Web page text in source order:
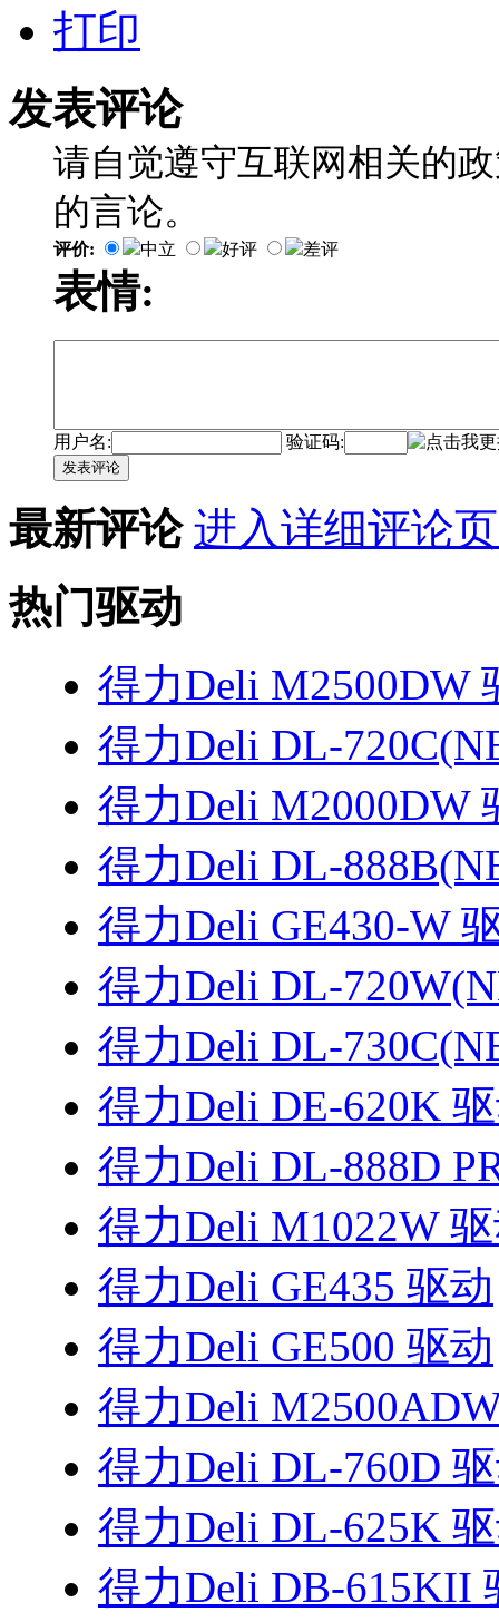
打印
发表评论
请自觉遵守互联网相关的
的言论。
评价: 中立 好评 差评
表情:
用户名: 验证码:
发表评论
最新评论 进入详细评论
热门驱动
得力Deli M2500DW
得力Deli DL-
得力Deli M2000DW
得力Deli DL-
得力Deli GE430-W
得力Deli DL-
得力Deli DL-
得力Deli DE-620K
得力Deli DL-888D
得力Deli M1022W
得力Deli GE435 驱动
得力Deli GE500 驱动
得力Deli
得力Deli DL-760D
得力Deli DL-625K
得力Deli DB-615KII